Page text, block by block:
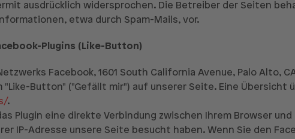
ausdrücklich widersprochen. Die Betreiber der Seiten
etwa durch Spam-Mails, vor.
Plugins (Like-Button)
Facebook, 1601 South California Avenue, Palo Alto,
"Like-Button" ("Gefällt mir") auf unserer Seite. Eine Übersicht
.
Plugin eine direkte Verbindung zwischen Ihrem Browser
IP-Adresse unsere Seite besucht haben. Wenn Sie den